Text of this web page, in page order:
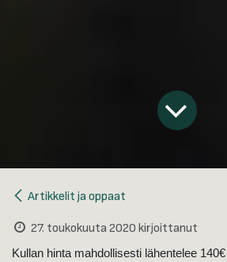
Artikkelit ja oppaat
27. toukokuuta 2020 kirjoittanut
Kullan hinta mahdollisesti lähentelee